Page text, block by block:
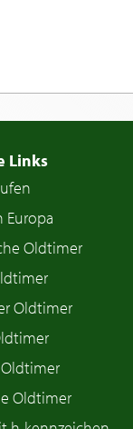
Links
Europa
Oldtimer
Oldtimer
Oldtimer